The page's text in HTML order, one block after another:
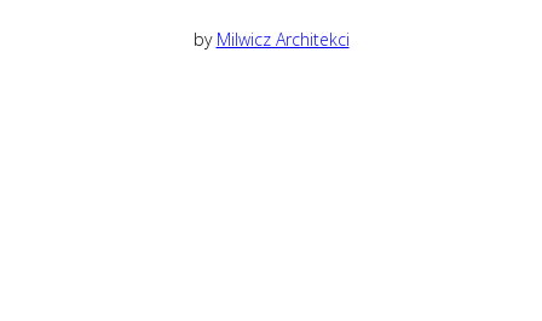
by Milwicz Architekci